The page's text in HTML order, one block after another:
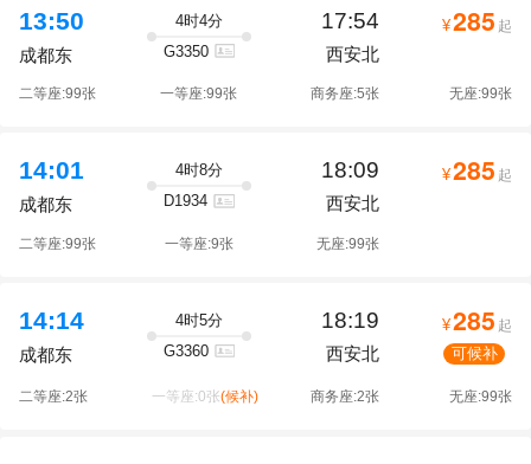
13:50
成都东
4时4分
G3350
17:54
西安北
¥285 起
二等座:99张 一等座:99张 商务座:5张 无座:99张
14:01
成都东
4时8分
D1934
18:09
西安北
¥285 起
二等座:99张 一等座:9张 无座:99张
14:14
成都东
4时5分
G3360
18:19
西安北
¥285 起
可候补
二等座:2张 一等座:0张(候补) 商务座:2张 无座:99张